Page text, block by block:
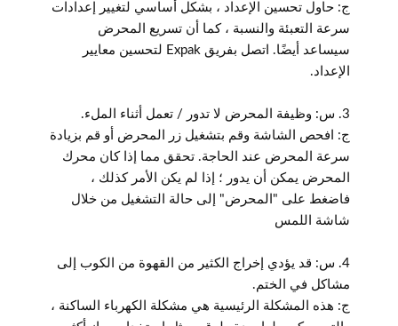
ج: حاول تحسين الإعداد ، بشكل أساسي لتغيير إعدادات
سرعة التعبئة والنسبة ، كما أن تسريع المحرض
سيساعد أيضًا. اتصل بفريق Expak لتحسين معايير
الإعداد.
3. س: وظيفة المحرض لا تدور / تعمل أثناء الملء.
ج: افحص الشاشة وقم بتشغيل زر المحرض أو قم بزيادة
سرعة المحرض عند الحاجة. تحقق مما إذا كان محرك
المحرض يمكن أن يدور ؛ إذا لم يكن الأمر كذلك ،
فاضغط على "المحرض" إلى حالة التشغيل من خلال
شاشة اللمس
4. س: قد يؤدي إخراج الكثير من القهوة من الكوب إلى
مشاكل في الختم.
ج: هذه المشكلة الرئيسية هي مشكلة الكهرباء الساكنة ،